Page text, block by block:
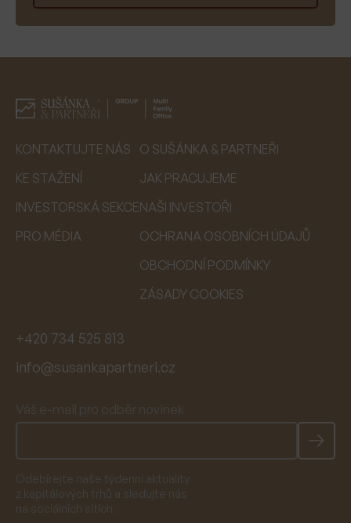
KONTAKTUJTE NÁS
KE STAŽENÍ
INVESTORSKÁ SEKCE
PRO MÉDIA
O SUŠÁNKA & PARTNEŘI
JAK PRACUJEME
NAŠI INVESTOŘI
OCHRANA OSOBNÍCH ÚDAJŮ
OBCHODNÍ PODMÍNKY
ZÁSADY COOKIES
+420 734 525 813
info@susankapartneri.cz
Váš e-mail pro odběr novinek
Odebírejte naše týdenní aktuality
z kapitálových trhů a sledujte nás
na sociálních sítích.